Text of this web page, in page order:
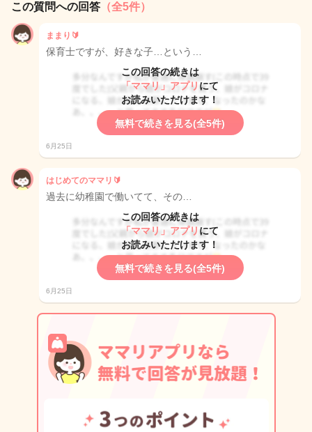
この質問への回答 （全5件）
ままり🔰
保育士ですが、好きな子…という…
この回答の続きは
「ママリ」アプリ にて
お読みいただけます！
無料で続きを見る(全5件)
6月25日
はじめてのママリ🔰
過去に幼稚園で働いてて、その…
この回答の続きは
「ママリ」アプリ にて
お読みいただけます！
無料で続きを見る(全5件)
6月25日